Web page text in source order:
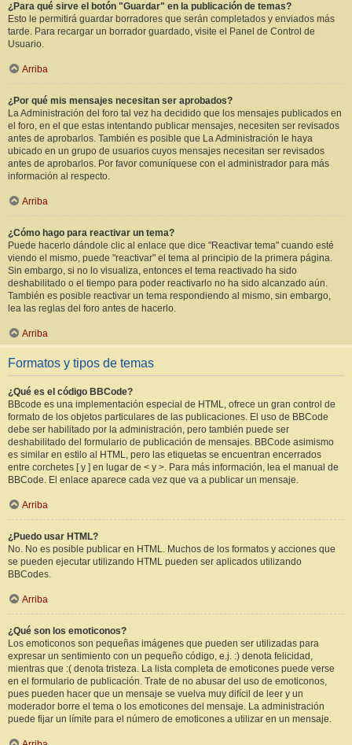
¿Para qué sirve el botón "Guardar" en la publicación de temas?
Esto le permitirá guardar borradores que serán completados y enviados más
tarde. Para recargar un borrador guardado, visite el Panel de Control de
Usuario.
Arriba
¿Por qué mis mensajes necesitan ser aprobados?
La Administración del foro tal vez ha decidido que los mensajes publicados en
el foro, en el que estas intentando publicar mensajes, necesiten ser revisados
antes de aprobarlos. También es posible que La Administración le haya
ubicado en un grupo de usuarios cuyos mensajes necesitan ser revisados
antes de aprobarlos. Por favor comuníquese con el administrador para más
información al respecto.
Arriba
¿Cómo hago para reactivar un tema?
Puede hacerlo dándole clic al enlace que dice "Reactivar tema" cuando esté
viendo el mismo, puede "reactivar" el tema al principio de la primera página.
Sin embargo, si no lo visualiza, entonces el tema reactivado ha sido
deshabilitado o el tiempo para poder reactivarlo no ha sido alcanzado aún.
También es posible reactivar un tema respondiendo al mismo, sin embargo,
lea las reglas del foro antes de hacerlo.
Arriba
Formatos y tipos de temas
¿Qué es el código BBCode?
BBcode es una implementación especial de HTML, ofrece un gran control de
formato de los objetos particulares de las publicaciones. El uso de BBCode
debe ser habilitado por la administración, pero también puede ser
deshabilitado del formulario de publicación de mensajes. BBCode asimismo
es similar en estilo al HTML, pero las etiquetas se encuentran encerrados
entre corchetes [ y ] en lugar de < y >. Para más información, lea el manual de
BBCode. El enlace aparece cada vez que va a publicar un mensaje.
Arriba
¿Puedo usar HTML?
No. No es posible publicar en HTML. Muchos de los formatos y acciones que
se pueden ejecutar utilizando HTML pueden ser aplicados utilizando
BBCodes.
Arriba
¿Qué son los emoticonos?
Los emoticonos son pequeñas imágenes que pueden ser utilizadas para
expresar un sentimiento con un pequeño código, e.j. :) denota felicidad,
mientras que :( denota tristeza. La lista completa de emoticones puede verse
en el formulario de publicación. Trate de no abusar del uso de emoticonos,
pues pueden hacer que un mensaje se vuelva muy difícil de leer y un
moderador borre el tema o los emoticones del mensaje. La administración
puede fijar un límite para el número de emoticones a utilizar en un mensaje.